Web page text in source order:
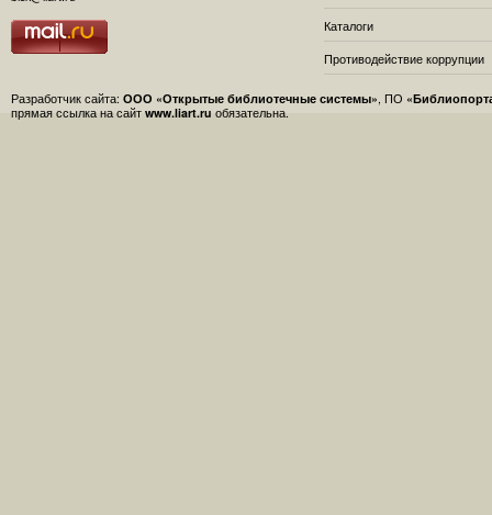
Каталоги
Противодействие коррупции
Разработчик сайта: ООО «Открытые библиотечные системы», ПО
прямая ссылка на сайт www.liart.ru обязательна.